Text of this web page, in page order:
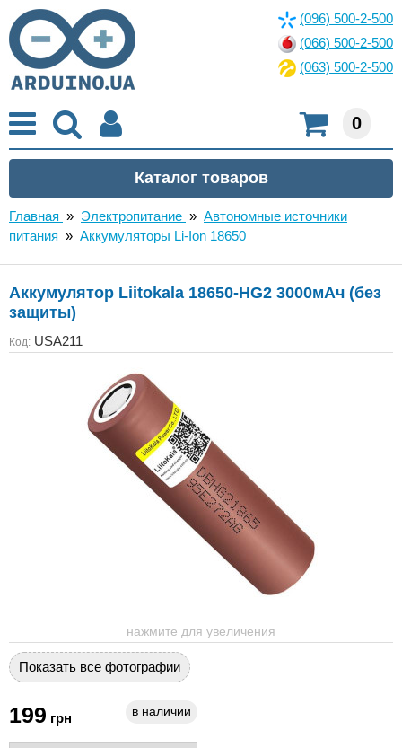
(096) 500-2-500
(066) 500-2-500
(063) 500-2-500
0
Главная » Электропитание » Автономные источники
питания » Аккумуляторы Li-Ion 18650
Аккумулятор Liitokala 18650-HG2 3000мАч (без
защиты)
Код: USA211
нажмите для увеличения
Показать все фотографии
199 грн в наличии